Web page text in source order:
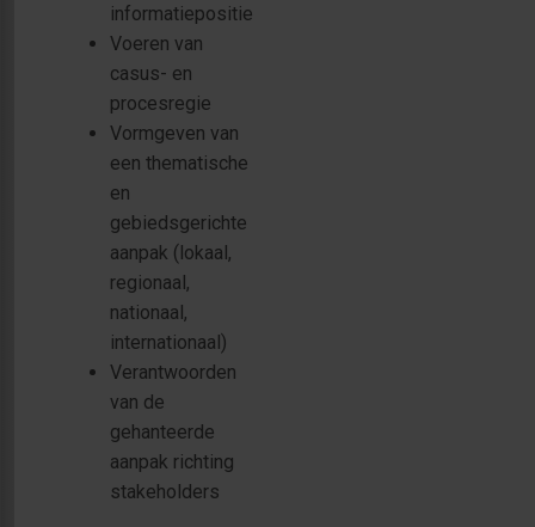
informatiepositie
Voeren van
casus- en
procesregie
Vormgeven van
een thematische
en
gebiedsgerichte
aanpak (lokaal,
regionaal,
nationaal,
internationaal)
Verantwoorden
van de
gehanteerde
aanpak richting
stakeholders